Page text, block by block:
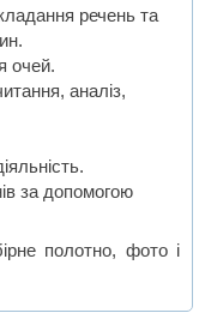
речень та
очей.
аналіз,
за допомогою
полотно, фото і